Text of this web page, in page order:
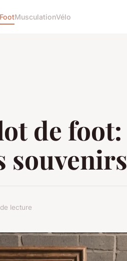
FootMusculationVélo
de foot:
souvenirs
lecture